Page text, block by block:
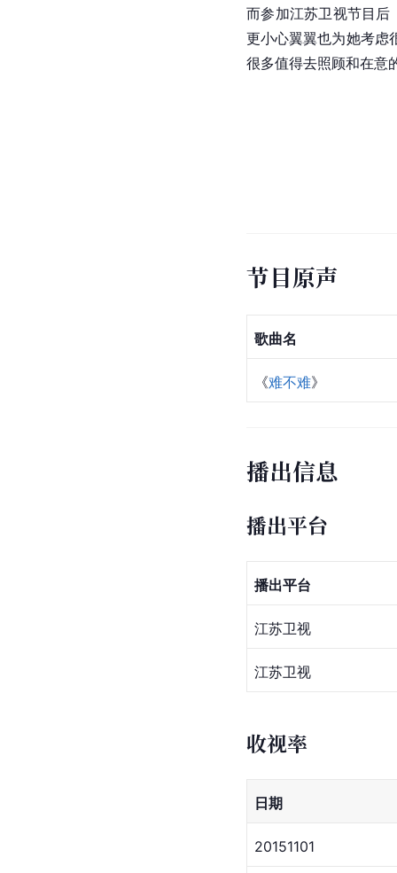
而参加江苏卫视节目后
更小心翼翼也为她考虑
很多值得去照顾和在意
节目原声
歌曲名
《难不难》
播出信息
播出平台
播出平台
江苏卫视
江苏卫视
收视率
日期
20151101